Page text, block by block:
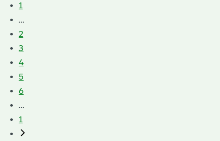
1
...
2
3
4
5
6
...
1